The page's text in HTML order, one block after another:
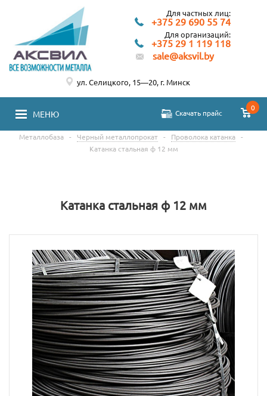
Для частных лиц:
+375 29 690 55 74
Для организаций:
+375 29 1 119 118
sale@aksvil.by
МЕНЮ Скачать прайс
0
ул. Селицкого, 15—20, г. Минск
Металлобаза - Черный металлопрокат - Проволока катанка -
Катанка стальная ф 12 мм
Катанка стальная ф 12 мм